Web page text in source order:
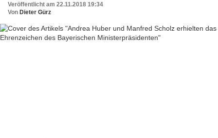
Veröffentlicht am 22.11.2018 19:34
Von Dieter Gürz